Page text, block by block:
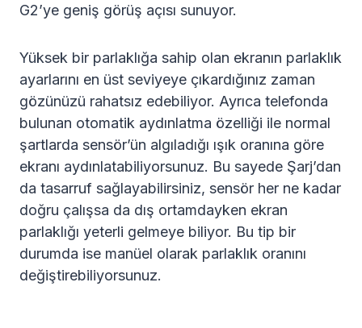
G2’ye geniş görüş açısı sunuyor.
Yüksek bir parlaklığa sahip olan ekranın parlaklık
ayarlarını en üst seviyeye çıkardığınız zaman
gözünüzü rahatsız edebiliyor. Ayrıca telefonda
bulunan otomatik aydınlatma özelliği ile normal
şartlarda sensör’ün algıladığı ışık oranına göre
ekranı aydınlatabiliyorsunuz. Bu sayede Şarj’dan
da tasarruf sağlayabilirsiniz, sensör her ne kadar
doğru çalışsa da dış ortamdayken ekran
parlaklığı yeterli gelmeye biliyor. Bu tip bir
durumda ise manüel olarak parlaklık oranını
değiştirebiliyorsunuz.